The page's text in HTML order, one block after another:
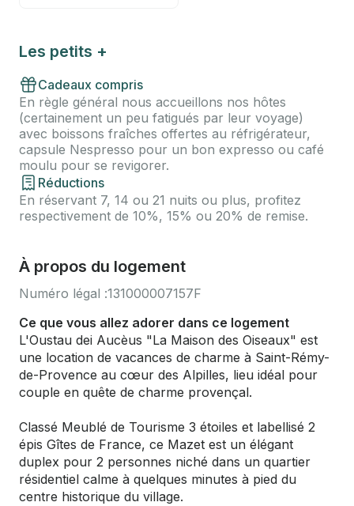
Les petits +
Cadeaux compris
En règle général nous accueillons nos hôtes
(certainement un peu fatigués par leur voyage)
avec boissons fraîches offertes au réfrigérateur,
capsule Nespresso pour un bon expresso ou café
moulu pour se revigorer.
Réductions
En réservant 7, 14 ou 21 nuits ou plus, profitez
respectivement de 10%, 15% ou 20% de remise.
À propos du logement
Numéro légal :131000007157F
Ce que vous allez adorer dans ce logement
L'Oustau dei Aucèus "La Maison des Oiseaux" est
une location de vacances de charme à Saint-Rémy-
de-Provence au cœur des Alpilles, lieu idéal pour
couple en quête de charme provençal.
Classé Meublé de Tourisme 3 étoiles et labellisé 2
épis Gîtes de France, ce Mazet est un élégant
duplex pour 2 personnes niché dans un quartier
résidentiel calme à quelques minutes à pied du
centre historique du village.